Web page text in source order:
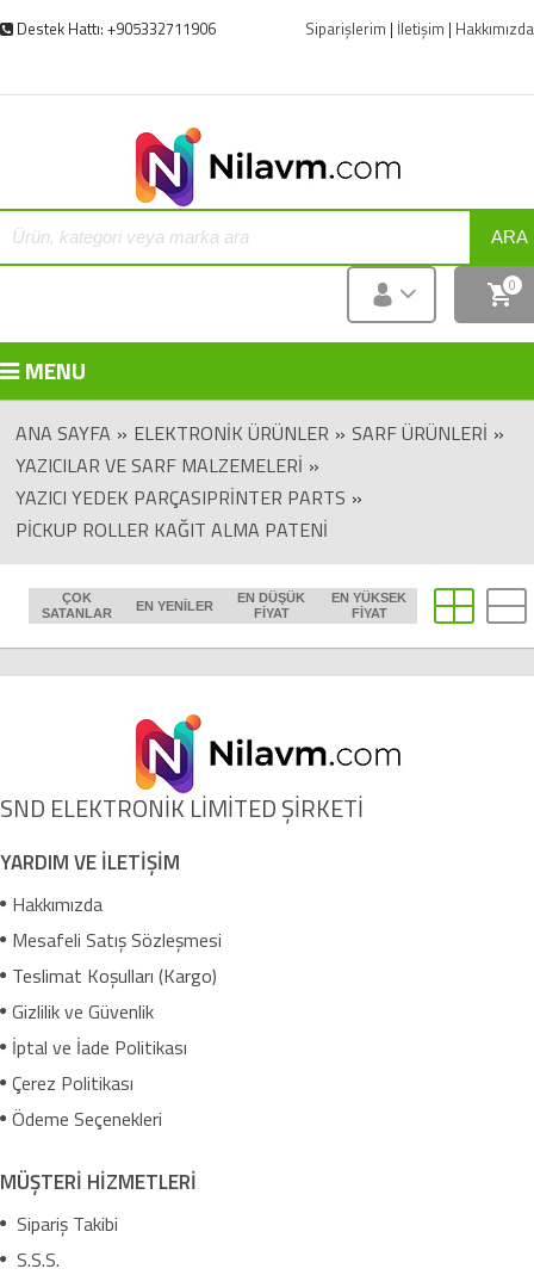
Destek Hattı: +905332711906 Siparişlerim | İletişim | Hakkımızda
ARA
0
MENU
ANA SAYFA » ELEKTRONIK ÜRÜNLER » SARF ÜRÜNLERI »
YAZICILAR VE SARF MALZEMELERI »
YAZICI YEDEK PARÇASIPRINTER PARTS »
PICKUP ROLLER KAĞIT ALMA PATENI
ÇOK
SATANLAR
EN YENILER
EN DÜŞÜK
FIYAT
EN YÜKSEK
FIYAT
SND ELEKTRONİK LİMİTED ŞİRKETİ
YARDIM VE İLETİŞİM
Hakkımızda
Mesafeli Satış Sözleşmesi
Teslimat Koşulları (Kargo)
Gizlilik ve Güvenlik
İptal ve İade Politikası
Çerez Politikası
Ödeme Seçenekleri
MÜŞTERİ HİZMETLERİ
Sipariş Takibi
S.S.S.